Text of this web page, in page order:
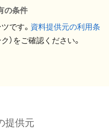
の条件
です。 資料提供元の利用条
）をご確認ください。
提供元